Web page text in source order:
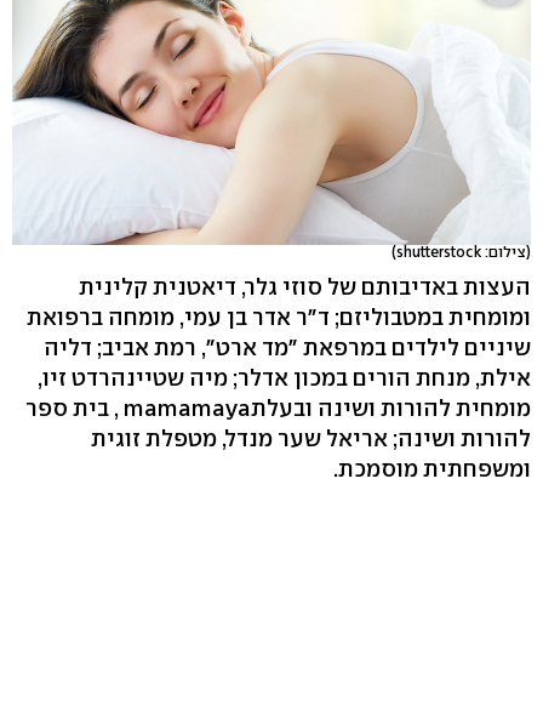
(צילום: shutterstock)
העצות באדיבותם של סוזי גלר, דיאטנית קלינית
ומומחית במטבוליזם; ד"ר אדר בן עמי, מומחה ברפואת
שיניים לילדים במרפאת "מד ארט", רמת אביב; דליה
אילת, מנחת הורים במכון אדלר; מיה שטיינהרדט זיו,
מומחית להורות ושינה ובעלתmamamaya , בית ספר
להורות ושינה; אריאל שער מנדל, מטפלת זוגית
ומשפחתית מוסמכת.